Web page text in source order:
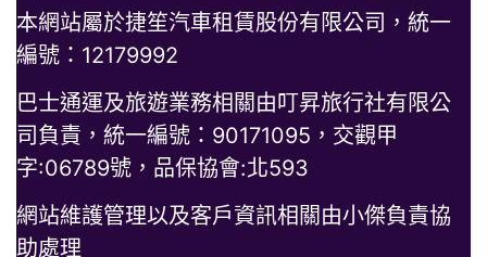
本網站屬於捷笙汽車租賃股份有限公司，統一
編號：12179992
巴士通運及旅遊業務相關由叮昇旅行社有限公
司負責，統一編號：90171095，交觀甲
字:06789號，品保協會:北593
網站維護管理以及客戶資訊相關由小傑負責協
助處理